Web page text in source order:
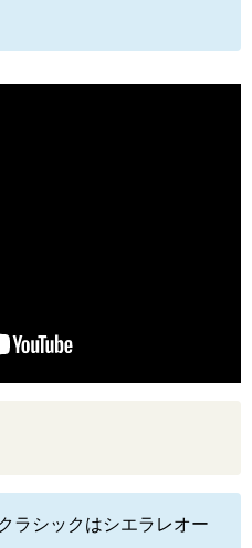
ラシックはシエラレオー